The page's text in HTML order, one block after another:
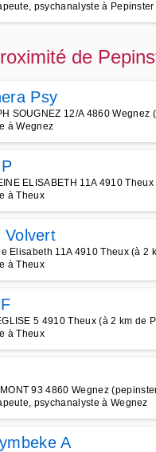
psychanalyste à Pepinster
de
Psy
SOUGNEZ 12/A 4860
à Wegnez
ELISABETH 11A 4910
à Theux
Volvert
Elisabeth 11A 4910 Theux (à 2
à Theux
5 4910 Theux (à 2 km de
à Theux
93 4860 Wegnez
psychanalyste à Wegnez
A